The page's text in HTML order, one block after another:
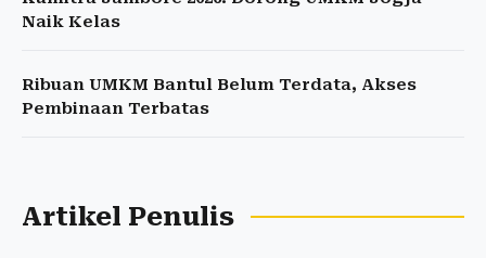
Naik Kelas
Ribuan UMKM Bantul Belum Terdata, Akses
Pembinaan Terbatas
Artikel Penulis